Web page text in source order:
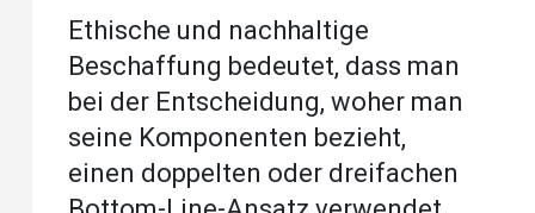
Ethische und nachhaltige
Beschaffung bedeutet, dass man
bei der Entscheidung, woher man
seine Komponenten bezieht,
einen doppelten oder dreifachen